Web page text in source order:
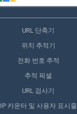
URL 단축기
위치 추적기
전화 번호 추적
추적 픽셀
URL 검사기
IP 카운터 및 사용자 표시줄